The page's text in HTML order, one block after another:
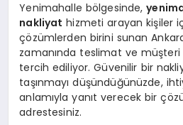
Yenimahalle bölgesinde,
nakliyat hizmeti arayan kişiler
çözümlerden birini sunan
zamanında teslimat ve müşteri
tercih ediliyor. Güvenilir bir
taşınmayı düşündüğünüzde,
anlamıyla yanıt verecek bir
adrestesiniz.